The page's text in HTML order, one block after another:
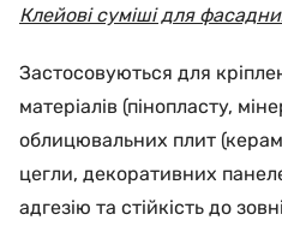
Клейові суміші для
Застосовуються для
матеріалів (пінопласту,
облицювальних плит
цегли, декоративних
адгезію та стійкість до